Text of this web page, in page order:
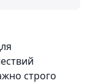
строго